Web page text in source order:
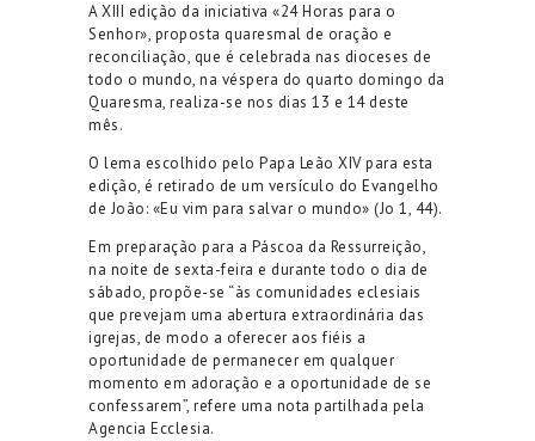
A XIII edição da iniciativa «24 Horas para o
Senhor», proposta quaresmal de oração e
reconciliação, que é celebrada nas dioceses de
todo o mundo, na véspera do quarto domingo da
Quaresma, realiza-se nos dias 13 e 14 deste
mês.
O lema escolhido pelo Papa Leão XIV para esta
edição, é retirado de um versículo do Evangelho
de João: «Eu vim para salvar o mundo» (Jo 1, 44).
Em preparação para a Páscoa da Ressurreição,
na noite de sexta-feira e durante todo o dia de
sábado, propõe-se “às comunidades eclesiais
que prevejam uma abertura extraordinária das
igrejas, de modo a oferecer aos fiéis a
oportunidade de permanecer em qualquer
momento em adoração e a oportunidade de se
confessarem”, refere uma nota partilhada pela
Agencia Ecclesia.